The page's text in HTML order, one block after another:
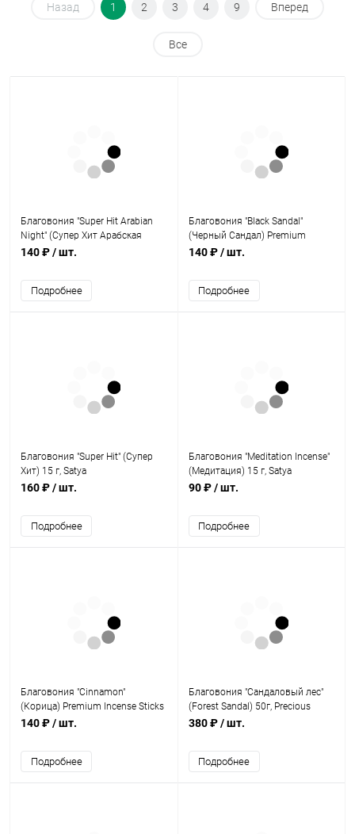
Назад 1 2 3 4 9 Вперед
Все
Благовония "Super Hit Arabian
Night" (Супер Хит Арабская
Ночь) 15 г, Satya
140 ₽/ шт.
Подробнее
Благовония "Black Sandal"
(Черный Сандал) Premium
Incense Sticks 15 г, Satya
140 ₽/ шт.
Подробнее
Благовония "Super Hit" (Супер
Хит) 15 г, Satya
160 ₽/ шт.
Подробнее
Благовония "Meditation Incense"
(Медитация) 15 г, Satya
90 ₽/ шт.
Подробнее
Благовония "Cinnamon"
(Корица) Premium Incense Sticks
15 г, Satya
140 ₽/ шт.
Подробнее
Благовония "Сандаловый лес"
(Forest Sandal) 50г, Precious
incense sticks, Himalaya incense
380 ₽/ шт.
Подробнее